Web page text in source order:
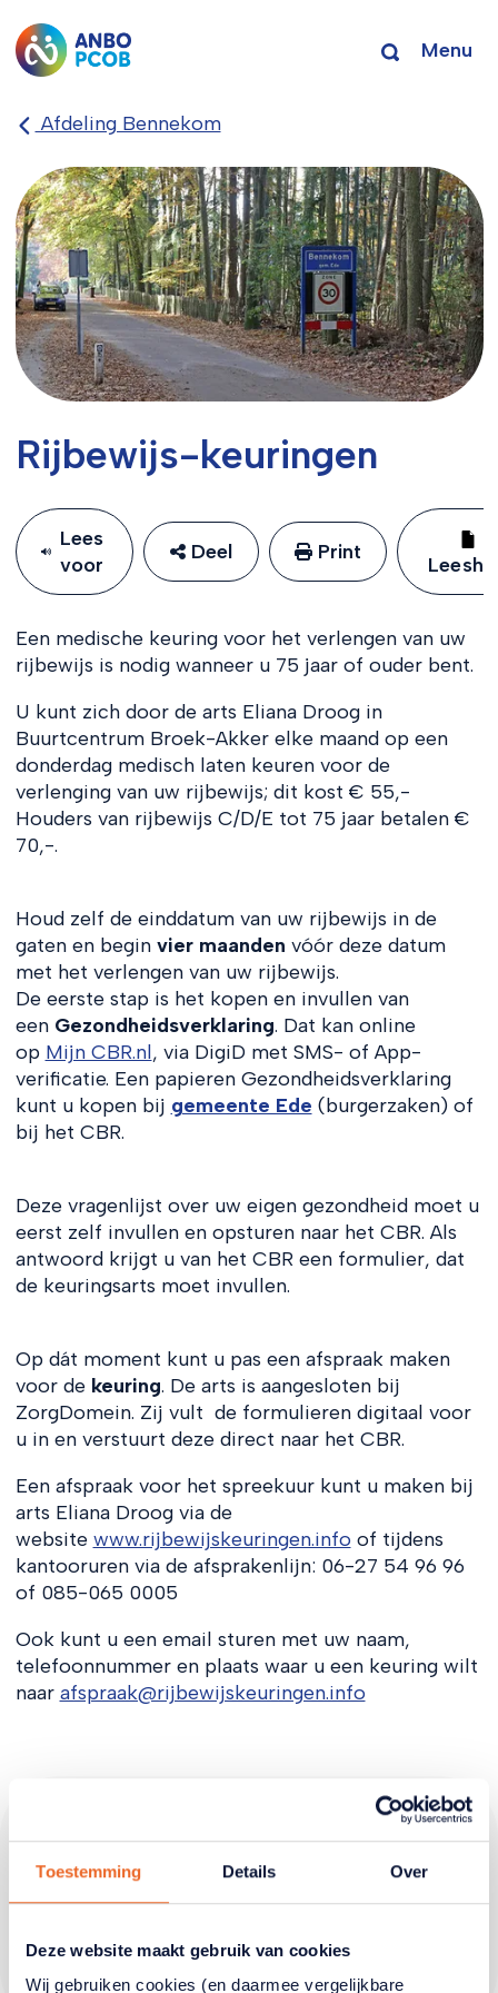
Toestemming Details Over
Deze website maakt gebruik van cookies
Wij gebruiken cookies (en daarmee vergelijkbare
Menu
Afdeling Bennekom
Rijbewijs-keuringen
Lees
voor
Deel Print
Een medische keuring voor het verlengen van uw
rijbewijs is nodig wanneer u 75 jaar of ouder bent.
U kunt zich door de arts Eliana Droog in
Buurtcentrum Broek-Akker elke maand op een
donderdag medisch laten keuren voor de
verlenging van uw rijbewijs; dit kost € 55,-
Houders van rijbewijs C/D/E tot 75 jaar betalen €
70,-.
Houd zelf de einddatum van uw rijbewijs in de
gaten en begin vier maanden vóór deze datum
met het verlengen van uw rijbewijs.
De eerste stap is het kopen en invullen van
een Gezondheidsverklaring. Dat kan online
op Mijn CBR.nl, via DigiD met SMS- of App-
verificatie. Een papieren Gezondheidsverklaring
kunt u kopen bij gemeente Ede (burgerzaken) of
bij het CBR.
Deze vragenlijst over uw eigen gezondheid moet u
eerst zelf invullen en opsturen naar het CBR. Als
antwoord krijgt u van het CBR een formulier, dat
de keuringsarts moet invullen.
Op dát moment kunt u pas een afspraak maken
voor de keuring. De arts is aangesloten bij
ZorgDomein. Zij vult de formulieren digitaal voor
u in en verstuurt deze direct naar het CBR.
Een afspraak voor het spreekuur kunt u maken bij
arts Eliana Droog via de
website www.rijbewijskeuringen.info of tijdens
kantooruren via de afsprakenlijn: 06-27 54 96 96
of 085-065 0005
Ook kunt u een email sturen met uw naam,
telefoonnummer en plaats waar u een keuring wilt
naar afspraak@rijbewijskeuringen.info